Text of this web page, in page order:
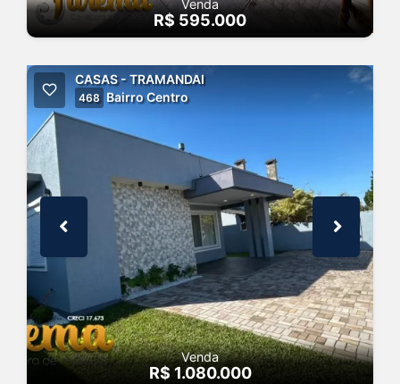
Venda
R$ 595.000
CASAS - TRAMANDAI
468 Bairro Centro
Venda
R$ 1.080.000